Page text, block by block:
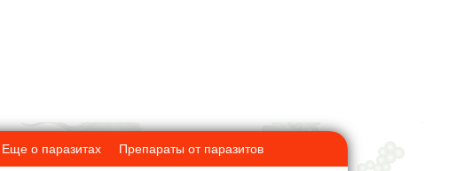
Еще о паразитах Препараты от паразитов